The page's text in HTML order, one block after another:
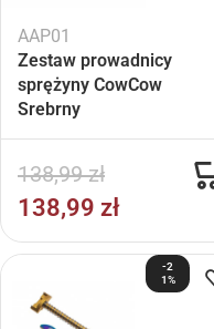
AAP01
Zestaw prowadnicy
sprężyny CowCow
Srebrny
138,99zł
138,99 zł
-2
1%